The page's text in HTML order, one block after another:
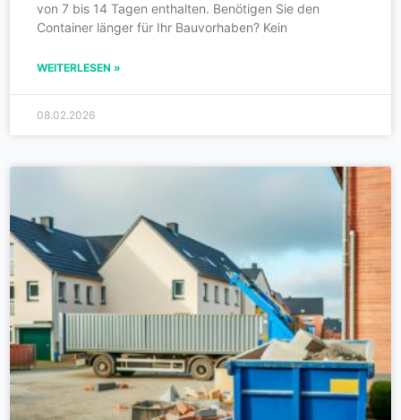
von 7 bis 14 Tagen enthalten. Benötigen Sie den
Container länger für Ihr Bauvorhaben? Kein
WEITERLESEN »
08.02.2026